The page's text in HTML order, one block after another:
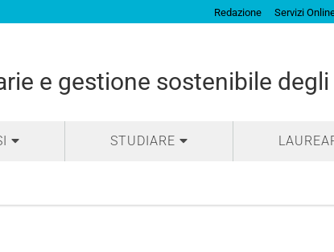
Redazione Servizi
e gestione sostenibile
STUDIARE